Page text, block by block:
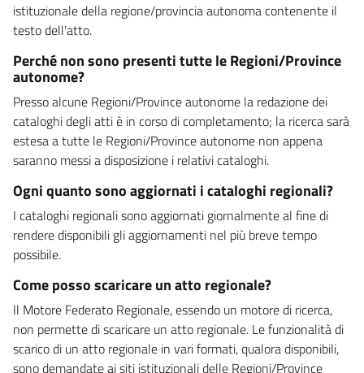
istituzionale della regione/provincia autonoma contenente il
testo dell'atto.
Perché non sono presenti tutte le Regioni/Province
autonome?
Presso alcune Regioni/Province autonome la redazione dei
cataloghi degli atti è in corso di completamento; la ricerca sarà
estesa a tutte le Regioni/Province autonome non appena
saranno messi a disposizione i relativi cataloghi.
Ogni quanto sono aggiornati i cataloghi regionali?
I cataloghi regionali sono aggiornati giornalmente al fine di
rendere disponibili gli aggiornamenti nel più breve tempo
possibile.
Come posso scaricare un atto regionale?
Il Motore Federato Regionale, essendo un motore di ricerca,
non permette di scaricare un atto regionale. Le funzionalità di
scarico di un atto regionale in vari formati, qualora disponibili,
sono demandate ai siti istituzionali delle Regioni/Province